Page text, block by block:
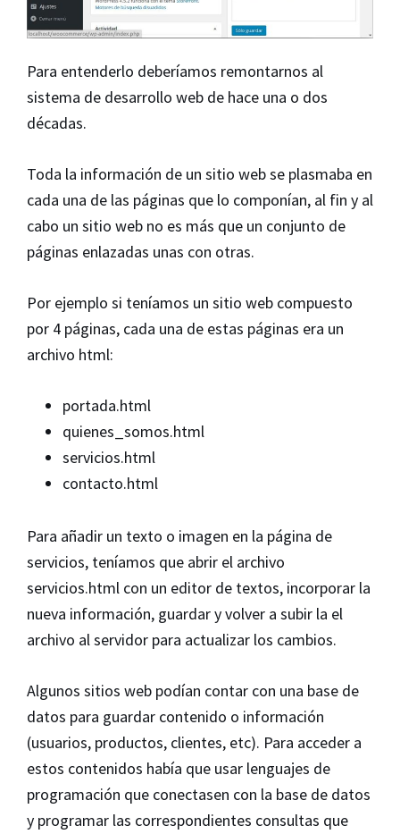
Para entenderlo deberíamos remontarnos al
sistema de desarrollo web de hace una o dos
décadas.
Toda la información de un sitio web se plasmaba en
cada una de las páginas que lo componían, al fin y al
cabo un sitio web no es más que un conjunto de
páginas enlazadas unas con otras.
Por ejemplo si teníamos un sitio web compuesto
por 4 páginas, cada una de estas páginas era un
archivo html:
portada.html
quienes_somos.html
servicios.html
contacto.html
Para añadir un texto o imagen en la página de
servicios, teníamos que abrir el archivo
servicios.html con un editor de textos, incorporar la
nueva información, guardar y volver a subir la el
archivo al servidor para actualizar los cambios.
Algunos sitios web podían contar con una base de
datos para guardar contenido o información
(usuarios, productos, clientes, etc). Para acceder a
estos contenidos había que usar lenguajes de
programación que conectasen con la base de datos
y programar las correspondientes consultas que